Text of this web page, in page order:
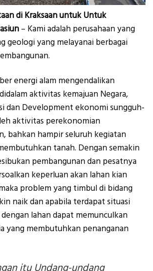
di Kraksaan untuk Untuk
– Kami adalah perusahaan yang
geologi yang melayanai berbagai
energi alam mengendalikan
aktivitas kemajuan Negara,
dan Development ekonomi sungguh-
aktivitas perekonomian
bahkan hampir seluruh kegiatan
tanah. Dengan semakin
pembangunan dan pesatnya
keperluan akan lahan kian
problem yang timbul di bidang
naik dan apabila terdapat situasi
lahan dapat memunculkan
yang membutuhkan penanganan
itu Undang-undang